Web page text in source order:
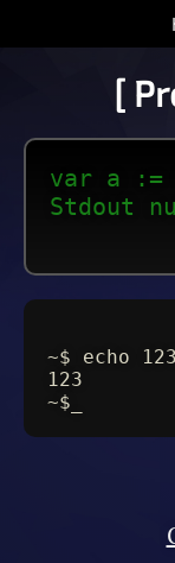
[
var a :=
Stdout
~$ echo
123
~$_